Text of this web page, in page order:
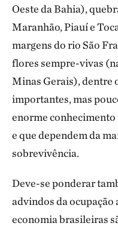
Oeste da Bahia),
Maranhão, Piauí e
margens do rio São
flores sempre-vivas
Minas Gerais), dentre
importantes, mas
enorme
e que dependem da
sobrevivência.
Deve-se ponderar
advindos da ocupação
economia brasileiras